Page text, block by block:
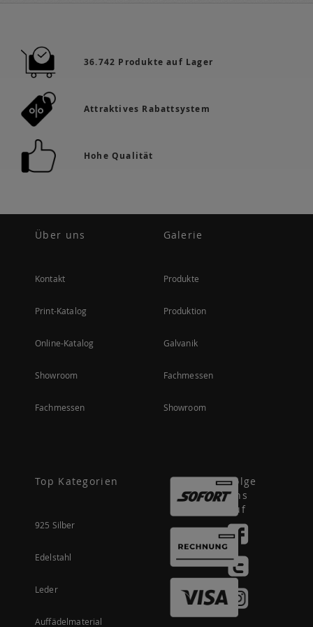
36.742 Produkte auf Lager
Attraktives Rabattsystem
Hohe Qualität
Über uns
Kontakt
Print-Katalog
Online-Katalog
Showroom
Fachmessen
Galerie
Produkte
Produktion
Galvanik
Fachmessen
Showroom
Top Kategorien
925 Silber
Edelstahl
Leder
Auffädelmaterial
Folge
uns
auf